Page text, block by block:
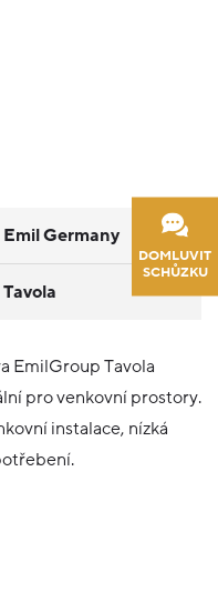
DOMLUVIT
SCHŮZKU
Emil Germany
Tavola
EmilGroup Tavola
pro venkovní prostory.
instalace, nízká